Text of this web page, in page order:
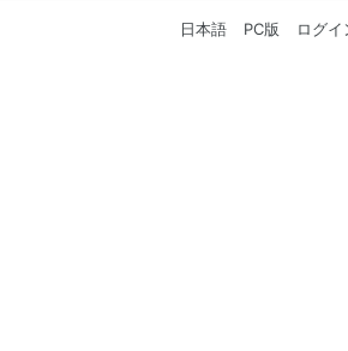
日本語 PC版 ログイ